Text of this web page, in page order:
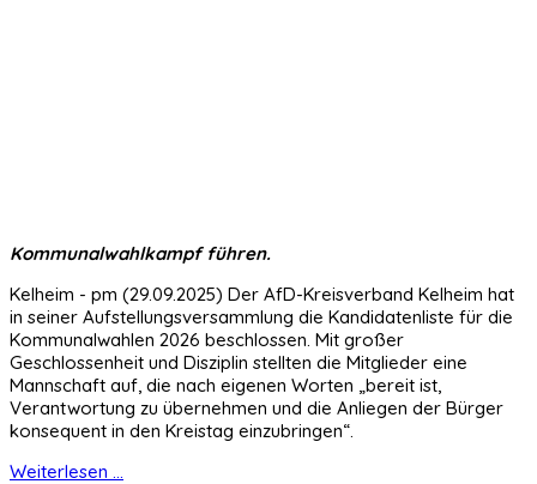
Kommunalwahlkampf führen.
Kelheim - pm (29.09.2025) Der AfD-Kreisverband Kelheim hat
in seiner Aufstellungsversammlung die Kandidatenliste für die
Kommunalwahlen 2026 beschlossen. Mit großer
Geschlossenheit und Disziplin stellten die Mitglieder eine
Mannschaft auf, die nach eigenen Worten „bereit ist,
Verantwortung zu übernehmen und die Anliegen der Bürger
konsequent in den Kreistag einzubringen“.
Weiterlesen ...